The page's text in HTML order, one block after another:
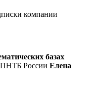
компании
базах
России Елена